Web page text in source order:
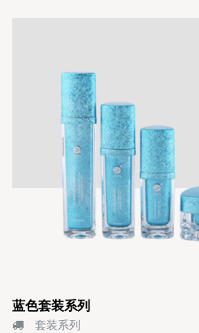
蓝色套装系列
套装系列